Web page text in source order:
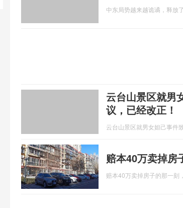
中东局势越来越诡谲，释放
云台山景区就男
议，已经改正！
云台山景区就男女妲己事件
赔本40万卖掉房
赔本40万卖掉房子的那一刻